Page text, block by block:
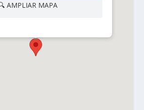
AMPLIAR MAPA
- Matilla - Pica 822, Pica,